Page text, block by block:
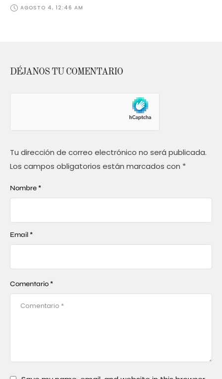
AGOSTO 4, 12:46 AM
DÉJANOS TU COMENTARIO
Tu dirección de correo electrónico no será publicada.
Los campos obligatorios están marcados con *
Comentario *
Nombre *
Email *